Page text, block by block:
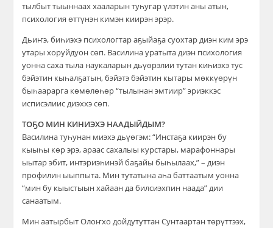
тылбыт тыыннаах хааларын туһугар үлэтин аны атын,
психология өттүнэн кимэн киирэн эрэр.
Дьиҥэ, биһиэхэ психологтар аҕыйаҕа суохтар диэн ким эрэ
утары хоруйдуон сөп. Василина уратыта диэн психология
уонна саха тыла наукаларын дьүөрэлии тутан киһиэхэ тус
бэйэтин кыһалҕатын, бэйэтэ бэйэтин кытары мөккүөрүн
быһаарарга көмөлөһөр “тылынан эмтиир” эриэккэс
исписэлиис диэххэ сөп.
ТОҔО МИН КИНИЭХЭ НААДЫЙДЫМ?
Василина туһунан миэхэ дьүөгэм: “Инстаҕа киирэн бу
кыыһы көр эрэ, араас сахалыы курстары, марафоннары
ыытар эбит, интэриэһинэй баҕайы быһылаах,” – диэн
профилин ыыппыта. Мин тутатына аһа баттаатым уонна
“мин бу кыыстыын хайаан да билсиэхпин наада” дии
санаатым.
Мин аатырбыт Олоҥхо дойдутуттан Сунтаартан төрүттээх,